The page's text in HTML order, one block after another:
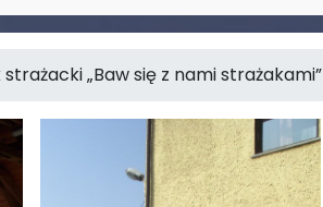
„Baw się z nami strażakami”